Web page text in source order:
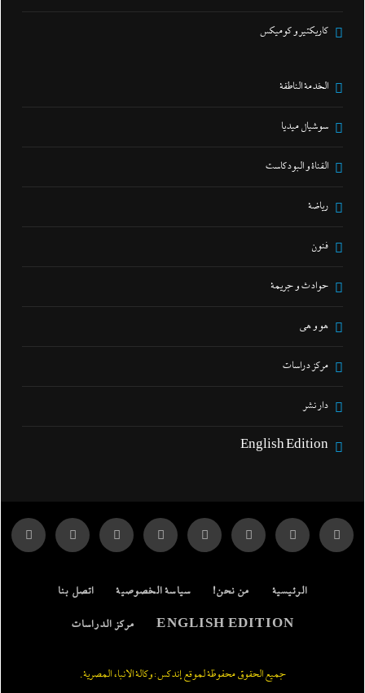
كاريكتير و كوميكس
الخدمة الناطقة
سوشيال ميديا
القناة و البودكاست
رياضة
فنون
حوادث و جريمة
هو و هي
مركز دراسات
دار نشر
English Edition
الرئيسية من نحن! سياسة الخصوصية اتصل بنا
ENGLISH EDITION مركز الدراسات
جميع الحقوق محفوظة لموقع إندكس: وكالة الانباء المصرية.